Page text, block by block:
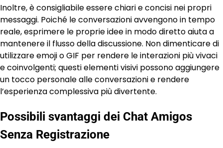
Inoltre, è consigliabile essere chiari e concisi nei propri
messaggi. Poiché le conversazioni avvengono in tempo
reale, esprimere le proprie idee in modo diretto aiuta a
mantenere il flusso della discussione. Non dimenticare di
utilizzare emoji o GIF per rendere le interazioni più vivaci
e coinvolgenti; questi elementi visivi possono aggiungere
un tocco personale alle conversazioni e rendere
l’esperienza complessiva più divertente.
Possibili svantaggi dei Chat Amigos
Senza Registrazione